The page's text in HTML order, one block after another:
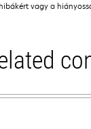
vagy a